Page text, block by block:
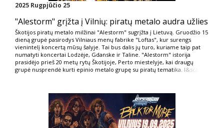
2025 Rugpjūčio 25
"Alestorm" grįžta į Vilnių: piratų metalo audra užlies
Škotijos piratų metalo milžinai "Alestorm" sugrįžta į Lietuvą. Gruodžio 15
dieną grupė pasirodys Vilniaus menų fabrike "Loftas", kur surengs
vienintelį koncertą mūsų šalyje. Tai bus dalis jų turo, kuriame taip pat
numatyti koncertai Lodzėje, Gdanske ir Taline. "Alestorm" istorija
prasidėjo prieš 20 metų rytų Škotijoje, Perto miestelyje, kai draugų
grupė nusprendė kurti epinio metalo grupę su piratų tematika. I&sca